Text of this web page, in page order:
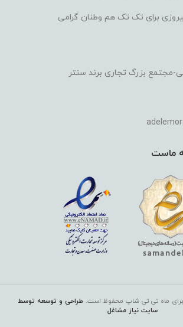
برای تک تک هم وطنان گرامی
مجتمع بزرگ تجاری برند سنتر
ماست
برای ماه تی تی شاپ محفوظ است.طراحی و توسعه توسط
سایت نیاز مشاغل